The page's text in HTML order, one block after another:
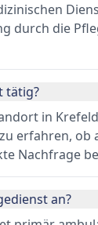
durch die
tätig?
in
erfahren, ob
Nachfrage
an?